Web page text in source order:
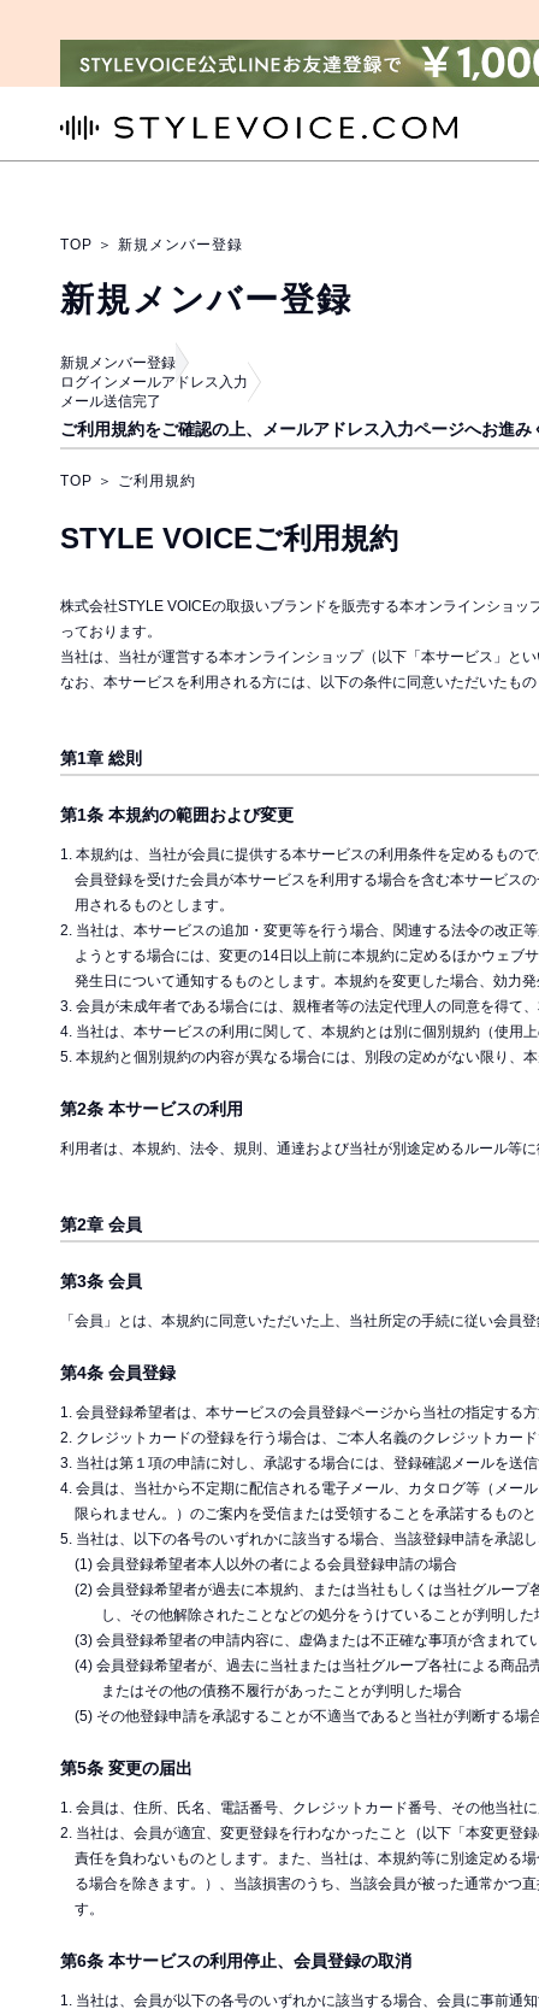
TOP ＞ 新規メンバー登録
新規メンバー登録
新規メンバー登録
ログインメールアドレス入力
メール送信完了
ご利用規約をご確認の上、メールアドレス入力ページへお進み
TOP ＞ ご利用規約
STYLE VOICEご利用規約
株式会社STYLE VOICEの取扱いブランドを販売する本オンラインショ
っております。
当社は、当社が運営する本オンラインショップ（以下「本サービス」と
なお、本サービスを利用される方には、以下の条件に同意いただいたも
第1章 総則
第1条 本規約の範囲および変更
1. 本規約は、当社が会員に提供する本サービスの利用条件を定めるもの
会員登録を受けた会員が本サービスを利用する場合を含む本サービス
用されるものとします。
2. 当社は、本サービスの追加・変更等を行う場合、関連する法令の改正
ようとする場合には、変更の14日以上前に本規約に定めるほかウェブ
発生日について通知するものとします。本規約を変更した場合、効力
3. 会員が未成年者である場合には、親権者等の法定代理人の同意を得て
4. 当社は、本サービスの利用に関して、本規約とは別に個別規約（使用
5. 本規約と個別規約の内容が異なる場合には、別段の定めがない限り、
第2条 本サービスの利用
利用者は、本規約、法令、規則、通達および当社が別途定めるルール等
第2章 会員
第3条 会員
「会員」とは、本規約に同意いただいた上、当社所定の手続に従い会員
第4条 会員登録
1. 会員登録希望者は、本サービスの会員登録ページから当社の指定する
2. クレジットカードの登録を行う場合は、ご本人名義のクレジットカー
3. 当社は第１項の申請に対し、承認する場合には、登録確認メールを送
4. 会員は、当社から不定期に配信される電子メール、カタログ等（メー
限られません。）のご案内を受信または受領することを承諾するもの
5. 当社は、以下の各号のいずれかに該当する場合、当該登録申請を承認
(1) 会員登録希望者本人以外の者による会員登録申請の場合
(2) 会員登録希望者が過去に本規約、または当社もしくは当社グルー
し、その他解除されたことなどの処分をうけていることが判明した
(3) 会員登録希望者の申請内容に、虚偽または不正確な事項が含まれて
(4) 会員登録希望者が、過去に当社または当社グループ各社による商
またはその他の債務不履行があったことが判明した場合
(5) その他登録申請を承認することが不適当であると当社が判断する場
第5条 変更の届出
1. 会員は、住所、氏名、電話番号、クレジットカード番号、その他当社
2. 当社は、会員が適宜、変更登録を行わなかったこと（以下「本変更登
責任を負わないものとします。また、当社は、本規約等に別途定める
る場合を除きます。）、当該損害のうち、当該会員が被った通常かつ
す。
第6条 本サービスの利用停止、会員登録の取消
1. 当社は、会員が以下の各号のいずれかに該当する場合、会員に事前通